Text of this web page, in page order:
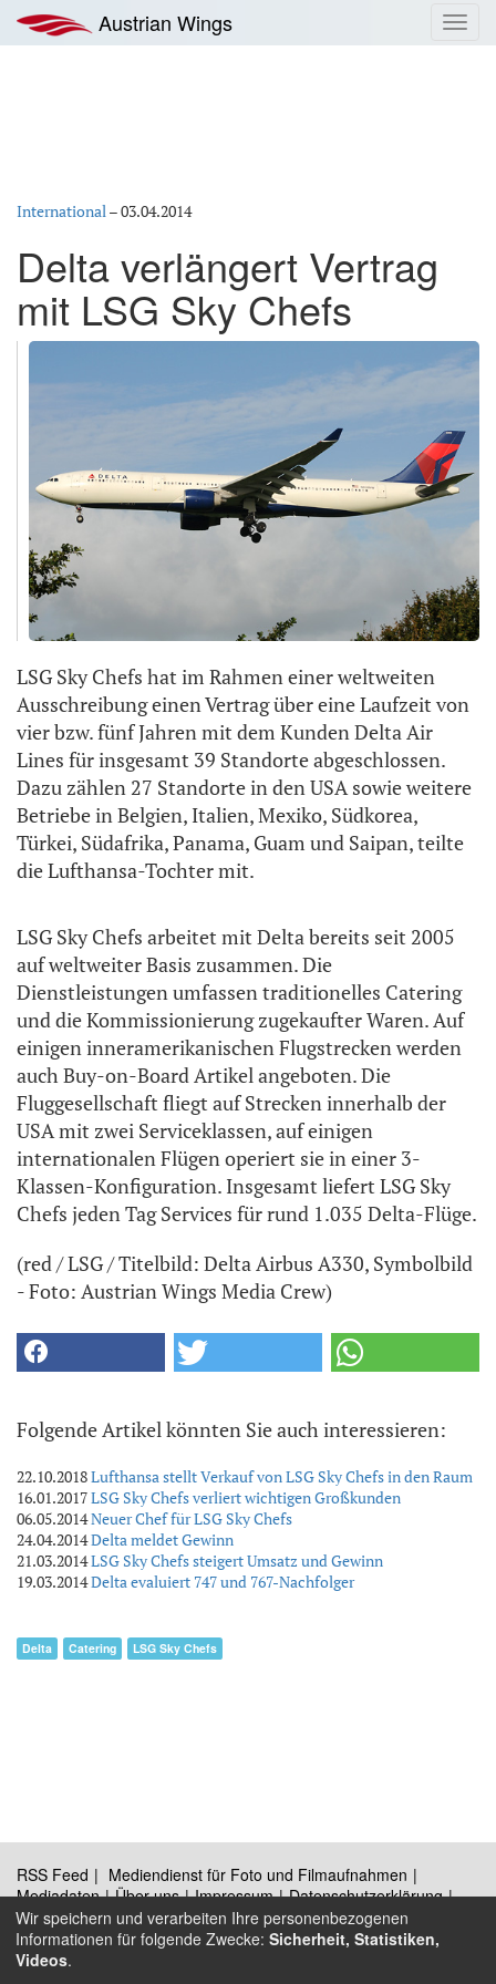
Inhalt
springen
Austrian Wings
International–03.04.2014
Delta verlängert Vertrag
mit LSG Sky Chefs
LSG Sky Chefs hat im Rahmen einer weltweiten
Ausschreibung einen Vertrag über eine Laufzeit von
vier bzw. fünf Jahren mit dem Kunden Delta Air
Lines für insgesamt 39 Standorte abgeschlossen.
Dazu zählen 27 Standorte in den USA sowie weitere
Betriebe in Belgien, Italien, Mexiko, Südkorea,
Türkei, Südafrika, Panama, Guam und Saipan, teilte
die Lufthansa-Tochter mit.
LSG Sky Chefs arbeitet mit Delta bereits seit 2005
auf weltweiter Basis zusammen. Die
Dienstleistungen umfassen traditionelles Catering
und die Kommissionierung zugekaufter Waren. Auf
einigen inneramerikanischen Flugstrecken werden
auch Buy-on-Board Artikel angeboten. Die
Fluggesellschaft fliegt auf Strecken innerhalb der
USA mit zwei Serviceklassen, auf einigen
internationalen Flügen operiert sie in einer 3-
Klassen-Konfiguration. Insgesamt liefert LSG Sky
Chefs jeden Tag Services für rund 1.035 Delta-Flüge.
(red / LSG / Titelbild: Delta Airbus A330, Symbolbild
- Foto: Austrian Wings Media Crew)
Folgende Artikel könnten Sie auch interessieren:
22.10.2018Lufthansa stellt Verkauf von LSG Sky Chefs in den Raum
16.01.2017LSG Sky Chefs verliert wichtigen Großkunden
06.05.2014Neuer Chef für LSG Sky Chefs
24.04.2014Delta meldet Gewinn
21.03.2014LSG Sky Chefs steigert Umsatz und Gewinn
19.03.2014Delta evaluiert 747 und 767-Nachfolger
Delta Catering LSG Sky Chefs
RSS Feed
Mediendienst für Foto und Filmaufnahmen
Mediadaten
Über uns Impressum
Datenschutzerklärung
Kontakt
Wir speichern und verarbeiten Ihre personenbezogenen
Informationen für folgende Zwecke: Sicherheit, Statistiken,
Videos.